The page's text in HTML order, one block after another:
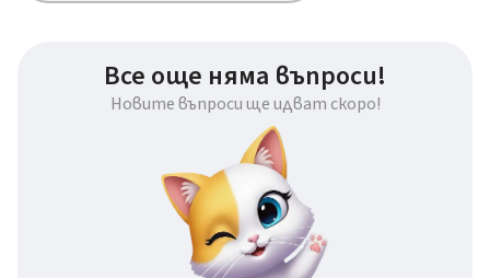
Все още няма въпроси!
Новите въпроси ще идват скоро!